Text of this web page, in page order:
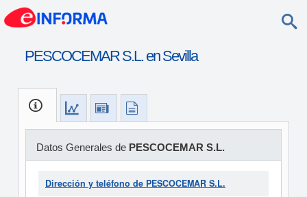
PESCOCEMAR S.L. en Sevilla
Datos Generales de PESCOCEMAR S.L.
Dirección y teléfono de PESCOCEMAR S.L.